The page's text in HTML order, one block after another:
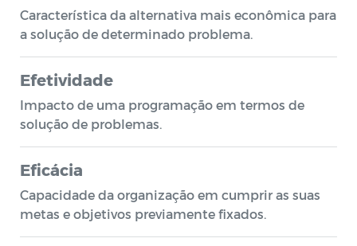
Característica da alternativa mais econômica para
a solução de determinado problema.
Efetividade
Impacto de uma programação em termos de
solução de problemas.
Eficácia
Capacidade da organização em cumprir as suas
metas e objetivos previamente fixados.